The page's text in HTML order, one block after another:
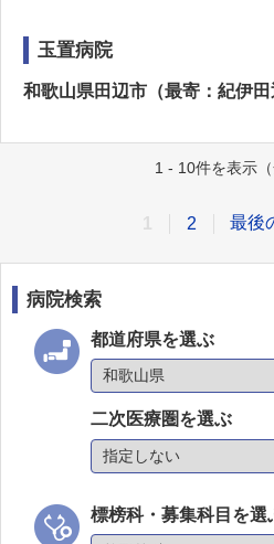
玉置病院
和歌山県田辺市（最寄：紀伊
1 - 10件を表示（
2 最後
病院検索
都道府県を選ぶ
二次医療圏を選ぶ
標榜科・募集科目を選